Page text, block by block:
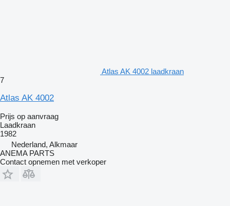
Atlas AK 4002 laadkraan
7
Atlas AK 4002
Prijs op aanvraag
Laadkraan
1982
Nederland, Alkmaar
ANEMA PARTS
Contact opnemen met verkoper